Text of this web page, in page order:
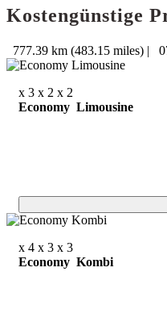
Kostengünstige
777.39 km (483.15 miles) |
x 3 x 2 x 2
Economy Limousine
x 4 x 3 x 3
Economy Kombi